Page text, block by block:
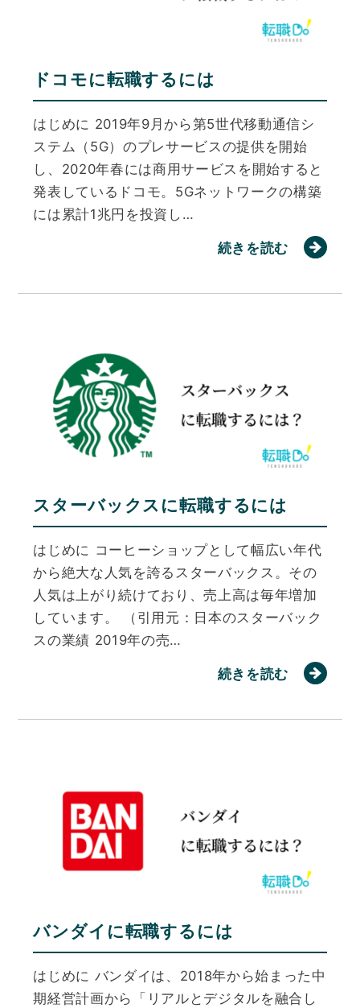
ドコモに転職するには
はじめに 2019年9月から第5世代移動通信シ
ステム（5G）のプレサービスの提供を開始
し、2020年春には商用サービスを開始すると
発表しているドコモ。5Gネットワークの構築
には累計1兆円を投資し…
続きを読む
スターバックスに転職するには
はじめに コーヒーショップとして幅広い年代
から絶大な人気を誇るスターバックス。その
人気は上がり続けており、売上高は毎年増加
しています。 （引用元：日本のスターバック
スの業績 2019年の売…
続きを読む
バンダイに転職するには
はじめに バンダイは、2018年から始まった中
期経営計画から「リアルとデジタルを融合し